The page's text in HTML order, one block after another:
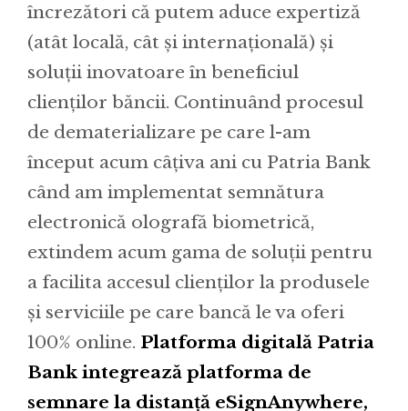
încrezători că putem aduce expertiză
(atât locală, cât și internațională) și
soluții inovatoare în beneficiul
clienților băncii. Continuând procesul
de dematerializare pe care l-am
început acum câțiva ani cu Patria Bank
când am implementat semnătura
electronică olografă biometrică,
extindem acum gama de soluții pentru
a facilita accesul clienților la produsele
și serviciile pe care bancă le va oferi
100% online. Platforma digitală Patria
Bank integrează platforma de
semnare la distanță eSignAnywhere,